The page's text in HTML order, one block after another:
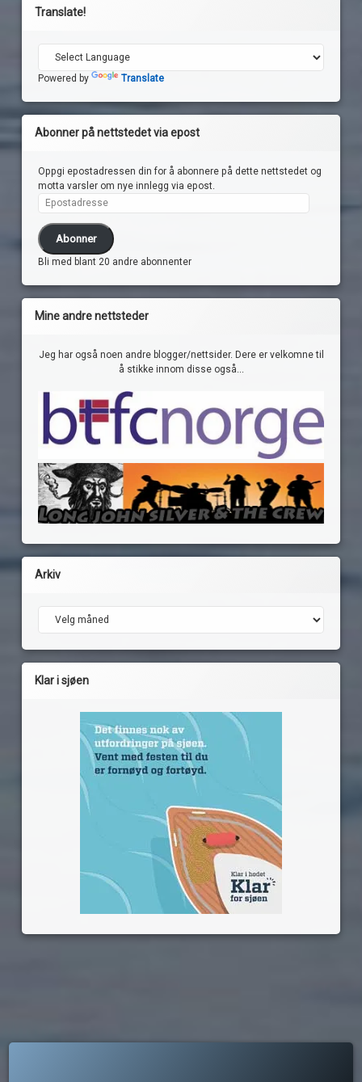
Translate!
Powered by Translate
Abonner på nettstedet via epost
Oppgi epostadressen din for å abonnere på dette nettstedet og
motta varsler om nye innlegg via epost.
Epostadresse
Abonner
Bli med blant 20 andre abonnenter
Mine andre nettsteder
Jeg har også noen andre blogger/nettsider. Dere er velkomne til
å stikke innom disse også...
Arkiv
Arkiv
Klar i sjøen